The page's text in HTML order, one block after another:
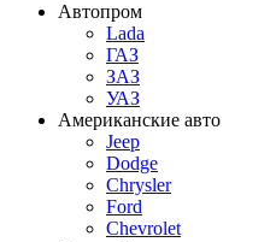
Автопром
Lada
ГАЗ
ЗАЗ
УАЗ
Американские авто
Jeep
Dodge
Chrysler
Ford
Chevrolet